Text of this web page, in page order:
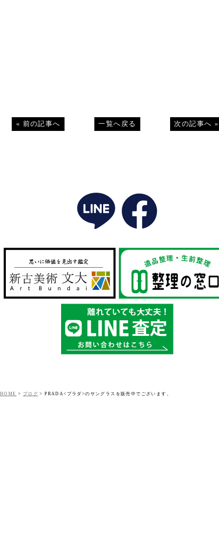
« 前の記事へ 一覧へ戻る 次の記事へ »
HOME > ブログ >PRADA<プラダ>のサングラスを販売中でございます。